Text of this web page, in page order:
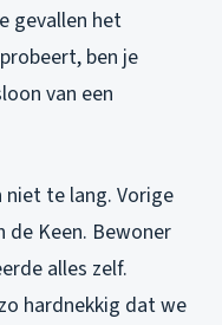
gevallen het
ben je
van een
te lang. Vorige
de Keen. Bewoner
alles zelf.
hardnekkig dat we